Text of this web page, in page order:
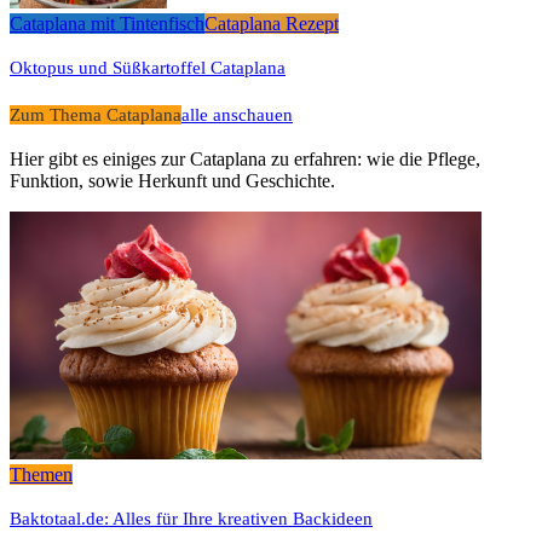
Cataplana mit TintenfischCataplana Rezept
Oktopus und Süßkartoffel Cataplana
Zum Thema Cataplanaalle anschauen
Hier gibt es einiges zur Cataplana zu erfahren: wie die Pflege,
Funktion, sowie Herkunft und Geschichte.
Themen
Baktotaal.de: Alles für Ihre kreativen Backideen